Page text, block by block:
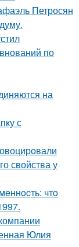
Петросян
по
на
с
свойства у
чтo
Юлия